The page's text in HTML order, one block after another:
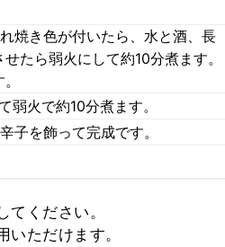
焼き色が付いたら、水と酒、長
たら弱火にして約10分煮ます。
弱火で約10分煮ます。
子を飾って完成です。
ください。
ただけます。